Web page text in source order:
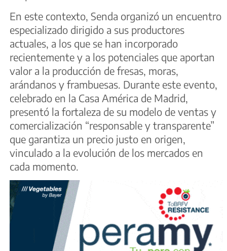
En este contexto, Senda organizó un encuentro
especializado dirigido a sus productores
actuales, a los que se han incorporado
recientemente y a los potenciales que aportan
valor a la producción de fresas, moras,
arándanos y frambuesas. Durante este evento,
celebrado en la Casa América de Madrid,
presentó la fortaleza de su modelo de ventas y
comercialización “responsable y transparente”
que garantiza un precio justo en origen,
vinculado a la evolución de los mercados en
cada momento.